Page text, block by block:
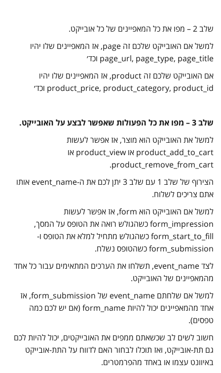
שלב 2 – מפו את כל המאפיינים של כל אובייקט.
למשל אם האובייקט שלכם זה page, אז המאפיינים שלו יהיו
page_url, page_type, page_title וכד׳
אם האובייקט שלכם זה product, אז המאפיינים שלו יהיו
product_price, product_category, product_id וכד׳
שלב 3 – מפו את כל הפעולות שאפשר לבצע על האובייקט.
למשל את האובייקט הוא מוצר, אז אפשר לעשות
product_add_to_cart או product_view או
product_remove_from_cart.
הצירוף של שלב 1 עם שלב 3 יתן לכם את ה-event_name אותו
אתם צריכים לשלוח.
למשל אם האובייקט הוא form, אז אפשר לעשות
form_impression כשהגולש רואה את הטופס על המסך,
form_start_to_fill כשהגולש מתחיל למלא את הטופס ו-
form_submission כשהטופס נשלח.
לצד event_name, תשלחו את הערכים המתאימים עבור כל אחד
מהמאפיינים של האובייקט.
למשל אם שלחתם event_name של form_submission, אז
אחד מהמאפיינים יכול להיות form_name (אם יש לכם כמה
טפסים).
חשוב לשים לב שכשאתם ממפים את האובייקטים, יכול להיות לכם
גם תת-אובייקט, ואז תוכלו לבחור האם לדווח על התת-אובייקט
באיוונט עצמו או באחד מהפרמטרים.